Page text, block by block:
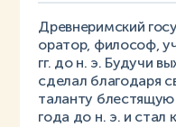
Древнеримский
оратор, философ,
гг. до н. э. Будучи
сделал благодаря
таланту блестящую
года до н. э. и стал